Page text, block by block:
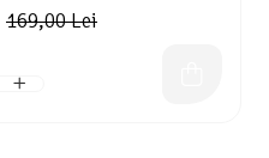
169,00 Lei